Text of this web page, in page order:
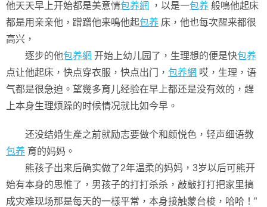
他天天早上开始都是美意情包养網 ，以是一包养 般鳴他起床
都是用亲亲他，蹭蹭他来鳴他起包养 床，他也每次醒来都很
高兴，
逐步的他包养網 开始上幼儿园了，生理想的便是快包养
点让他起床，快点穿衣服，快点出门， 包养網 哎，生理，语
气都是很急迫。望幾多育儿经验在早上都还是没有效的，趕
上本身生理烦躁的时候情况就比如今早。
还没结婚生產之前就励志要做个和颜悦色，轻声细语教
包养 育的妈妈。
熊孩子出来后确实做了2年温柔的妈妈，3岁以后可熊开
始有本身的思惟了，男孩子的打打杀杀，敲敲打打把家里搞
成灾难现场那是每天的一樣平常，本身接触蒙台梭，哈哈！”